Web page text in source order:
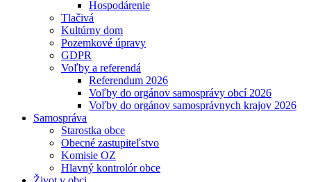
Hospodárenie
Tlačivá
Kultúrny dom
Pozemkové úpravy
GDPR
Voľby a referendá
Referendum 2026
Voľby do orgánov samosprávy obcí 2026
Voľby do orgánov samosprávnych krajov 2026
Samospráva
Starostka obce
Obecné zastupiteľstvo
Komisie OZ
Hlavný kontrolór obce